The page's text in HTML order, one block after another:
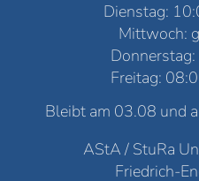
Dienstag:
Mittwoch:
Freitag:
Bleibt am 03.08 und
AStA / StuRa
Friedrich-